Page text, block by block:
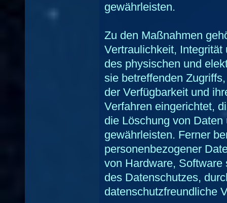
gewährleisten.
Zu den Maßnahmen
Vertraulichkeit,
des physischen und
sie betreffenden
der Verfügbarkeit und
Verfahren eingerichtet,
die Löschung von
gewährleisten. Ferner
personenbezogener
von Hardware,
des Datenschutzes,
datenschutzfreundliche